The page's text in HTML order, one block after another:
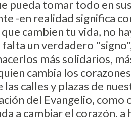
pueda tomar todo en
-en realidad significa
cambien tu vida, no
un verdadero
más solidarios,
cambia los
calles y plazas de
del Evangelio, como
a cambiar el corazón,